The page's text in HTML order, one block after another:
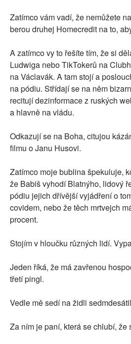
Zatímco vám vadí, že nemůžete
berou druhej Homecredit na to,
A zatímco vy to řešíte tím, že si
Ludwiga nebo TikTokerů na
na Václavák. A tam stojí a
na pódiu. Střídají se na něm
recitují dezinformace z ruských
a hlavně na vládu.
Odkazují se na Boha, citujou
filmu o Janu Husovi.
Zatímco moje bublina špekuluje,
že Babiš vyhodí Blatnýho, lidový
pódiu jejich dřívější vyjádření o
covidem, nebo že těch mrtvejch
procent.
Stojím v hloučku různých lidí.
Jeden říká, že má zavřenou
třetí pingl.
Vedle mě sedí na židli
Za ním je paní, která se chlubí, že